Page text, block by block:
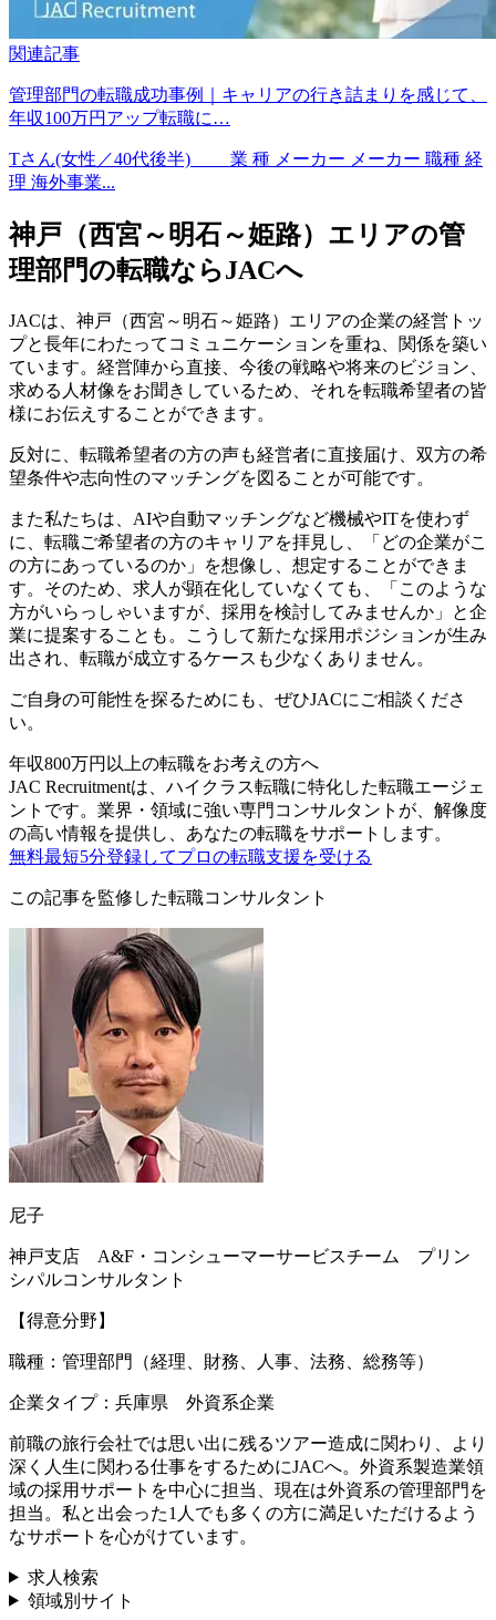
関連記事
管理部門の転職成功事例｜キャリアの行き詰まりを感じて、
年収100万円アップ転職に…
Tさん(女性／40代後半) 業 種 メーカー メーカー 職種 経
理 海外事業...
神戸（西宮～明石～姫路）エリアの管
理部門の転職ならJACへ
JACは、神戸（西宮～明石～姫路）エリアの企業の経営トッ
プと長年にわたってコミュニケーションを重ね、関係を築い
ています。経営陣から直接、今後の戦略や将来のビジョン、
求める人材像をお聞きしているため、それを転職希望者の皆
様にお伝えすることができます。
反対に、転職希望者の方の声も経営者に直接届け、双方の希
望条件や志向性のマッチングを図ることが可能です。
また私たちは、AIや自動マッチングなど機械やITを使わず
に、転職ご希望者の方のキャリアを拝見し、「どの企業がこ
の方にあっているのか」を想像し、想定することができま
す。そのため、求人が顕在化していなくても、「このような
方がいらっしゃいますが、採用を検討してみませんか」と企
業に提案することも。こうして新たな採用ポジションが生み
出され、転職が成立するケースも少なくありません。
ご自身の可能性を探るためにも、ぜひJACにご相談くださ
い。
年収800万円以上の転職をお考えの方へ
JAC Recruitmentは、ハイクラス転職に特化した転職エージェ
ントです。 業界・領域に強い専門コンサルタントが、解像度
の高い情報を提供し、あなたの転職をサポートします。
無料最短5分登録してプロの転職支援を受ける
この記事を監修した転職コンサルタント
尼子
神戸支店 A&F・コンシューマーサービスチーム プリン
シパルコンサルタント
【得意分野】
職種：管理部門（経理、財務、人事、法務、総務等）
企業タイプ：兵庫県 外資系企業
前職の旅行会社では思い出に残るツアー造成に関わり、より
深く人生に関わる仕事をするためにJACへ。外資系製造業領
域の採用サポートを中心に担当、現在は外資系の管理部門を
担当。私と出会った1人でも多くの方に満足いただけるよう
なサポートを心がけています。
求人検索
領域別サイト